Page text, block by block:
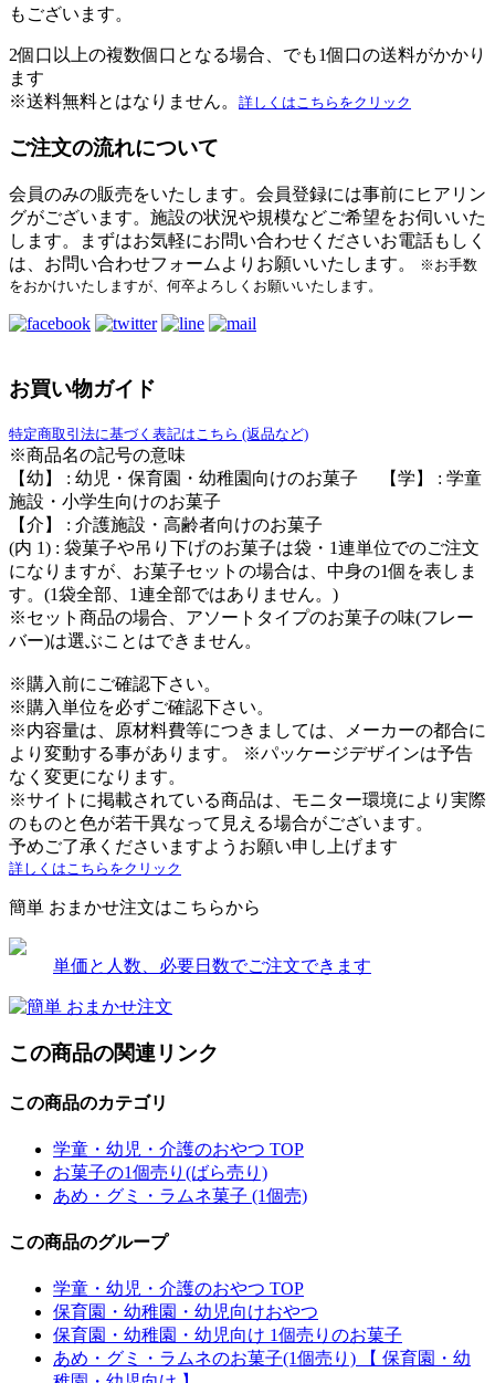
もございます。
2個口以上の複数個口となる場合、でも1個口の送料がかかり
ます
※送料無料とはなりません。 詳しくはこちらをクリック
ご注文の流れについて
会員のみの販売をいたします。 会員登録には事前にヒアリン
グがございます。 施設の状況や規模などご希望をお伺いいた
します。
まずはお気軽にお問い合わせくださいお電話もしく
は、お問い合わせフォームよりお願いいたします。
※お手数
をおかけいたしますが、何卒よろしくお願いいたします。
お買い物ガイド
特定商取引法に基づく表記はこちら (返品など)
※商品名の記号の意味
【幼】 : 幼児・保育園・幼稚園向けのお菓子 【学】 : 学童
施設・小学生向けのお菓子
【介】 : 介護施設・高齢者向けのお菓子
(内 1) : 袋菓子や吊り下げのお菓子は袋・1連単位でのご注文
になりますが、お菓子セットの場合は、中身の1個を表しま
す。(1袋全部、1連全部ではありません。)
※セット商品の場合、アソートタイプのお菓子の味(フレー
バー)は選ぶことはできません。
※購入前にご確認下さい。
※購入単位を必ずご確認下さい。
※内容量は、原材料費等につきましては、メーカーの都合に
より変動する事があります。 ※パッケージデザインは予告
なく変更になります。
※サイトに掲載されている商品は、モニター環境により実際
のものと色が若干異なって見える場合がございます。
予めご了承くださいますようお願い申し上げます
詳しくはこちらをクリック
簡単 おまかせ注文はこちらから
単価と人数、必要日数でご注文できます
この商品の関連リンク
この商品のカテゴリ
学童・幼児・介護のおやつ TOP
お菓子の1個売り(ばら売り)
あめ・グミ・ラムネ菓子 (1個売)
この商品のグループ
学童・幼児・介護のおやつ TOP
保育園・幼稚園・幼児向けおやつ
保育園・幼稚園・幼児向け 1個売りのお菓子
あめ・グミ・ラムネのお菓子(1個売り) 【 保育園・幼